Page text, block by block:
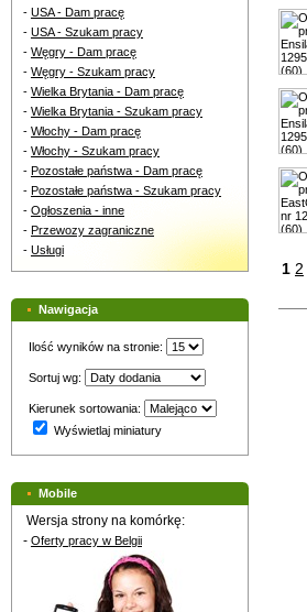
1 2
- USA - Dam pracę
- USA - Szukam pracy
- Węgry - Dam pracę
- Węgry - Szukam pracy
- Wielka Brytania - Dam pracę
- Wielka Brytania - Szukam pracy
- Włochy - Dam pracę
- Włochy - Szukam pracy
- Pozostałe państwa - Dam pracę
- Pozostałe państwa - Szukam pracy
- Ogłoszenia - inne
- Przewozy zagraniczne
- Usługi
Nawigacja
Ilość wyników na stronie:
Sortuj wg:
Kierunek sortowania:
Wyświetlaj miniatury
Mobile
Wersja strony na komórkę:
- Oferty pracy w Belgii